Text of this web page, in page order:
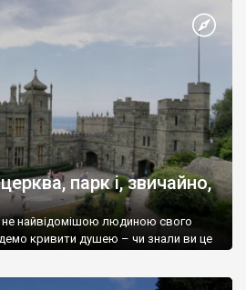
парк і, звичайно,
найвідомішою людиною свого
кривити душею – чи знали ви це